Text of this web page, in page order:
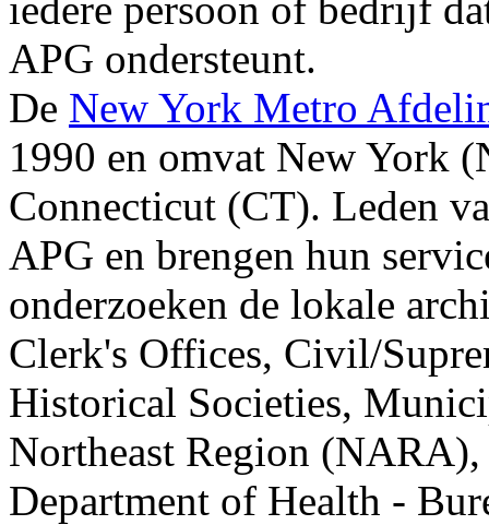
APG ondersteunt.
De New York Metro
1990 en omvat New York
Connecticut (CT). Leden
APG en brengen hun
onderzoeken de lokale
Clerk's Offices, Civil/
Historical Societies,
Northeast Region
Department of Health -